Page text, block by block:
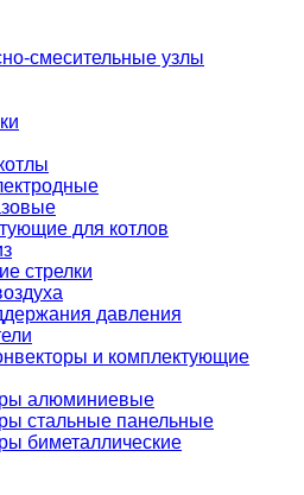
смесительные узлы
для котлов
стрелки
давления
и комплектующие
алюминиевые
стальные панельные
биметаллические